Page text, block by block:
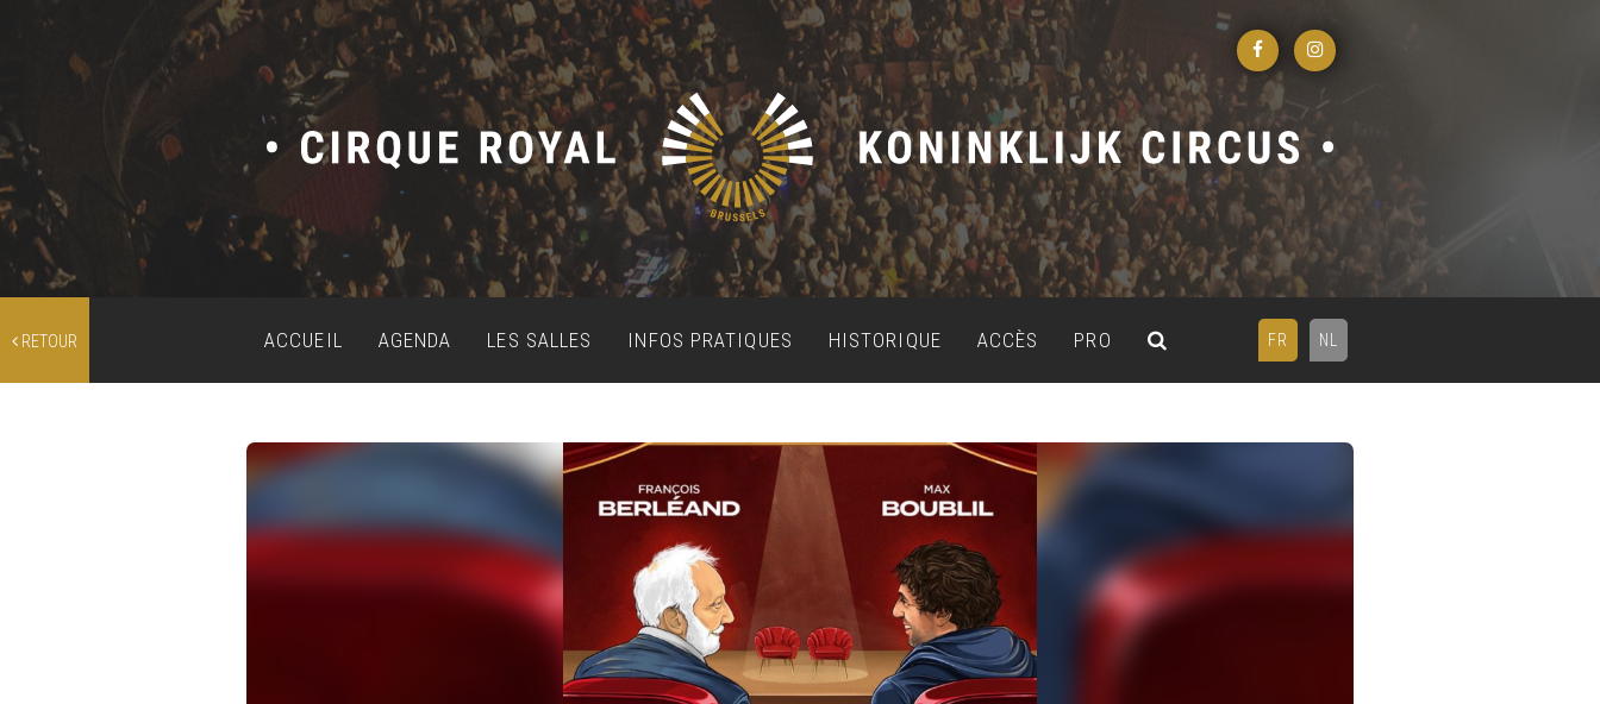
RETOUR FR NL
ACCUEIL AGENDA LES SALLES INFOS PRATIQUES HISTORIQUE ACCÈS PRO